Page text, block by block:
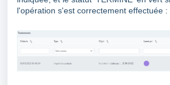
l'opération s'est correctement effectuée :